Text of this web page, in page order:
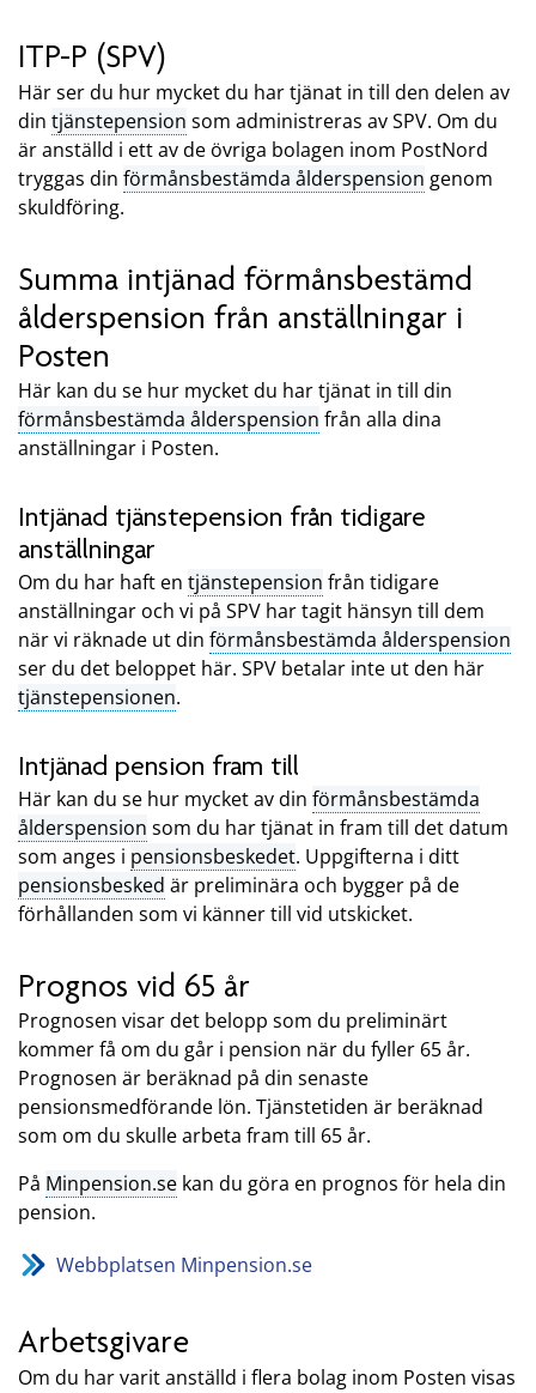
ITP-P (SPV)
Här ser du hur mycket du har tjänat in till den delen av
din tjänstepension som administreras av SPV. Om du
är anställd i ett av de övriga bolagen inom PostNord
tryggas din förmånsbestämda ålderspension genom
skuldföring.
Summa intjänad förmånsbestämd
ålderspension från anställningar i
Posten
Här kan du se hur mycket du har tjänat in till din
förmånsbestämda ålderspension från alla dina
anställningar i Posten.
Intjänad tjänstepension från tidigare
anställningar
Om du har haft en tjänstepension från tidigare
anställningar och vi på SPV har tagit hänsyn till dem
när vi räknade ut din förmånsbestämda ålderspension
ser du det beloppet här. SPV betalar inte ut den här
tjänstepensionen.
Intjänad pension fram till
Här kan du se hur mycket av din förmånsbestämda
ålderspension som du har tjänat in fram till det datum
som anges i pensionsbeskedet. Uppgifterna i ditt
pensionsbesked är preliminära och bygger på de
förhållanden som vi känner till vid utskicket.
Prognos vid 65 år
Prognosen visar det belopp som du preliminärt
kommer få om du går i pension när du fyller 65 år.
Prognosen är beräknad på din senaste
pensionsmedförande lön. Tjänstetiden är beräknad
som om du skulle arbeta fram till 65 år.
På Minpension.se kan du göra en prognos för hela din
pension.
Webbplatsen Minpension.se
Arbetsgivare
Om du har varit anställd i flera bolag inom Posten visas